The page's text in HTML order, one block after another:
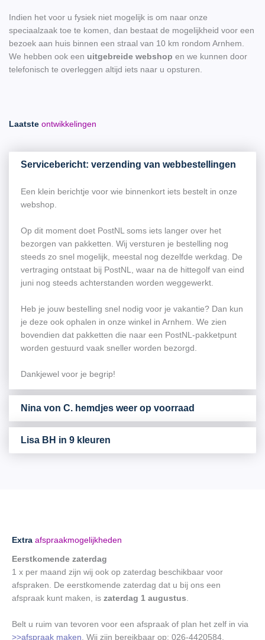
Indien het voor u fysiek niet mogelijk is om naar onze
speciaalzaak toe te komen, dan bestaat de mogelijkheid voor een
bezoek aan huis binnen een straal van 10 km rondom Arnhem.
We hebben ook een uitgebreide webshop en we kunnen door
telefonisch te overleggen altijd iets naar u opsturen.
Laatste ontwikkelingen
Servicebericht: verzending van webbestellingen
Een klein berichtje voor wie binnenkort iets bestelt in onze
webshop.
Op dit moment doet PostNL soms iets langer over het
bezorgen van pakketten. Wij versturen je bestelling nog
steeds zo snel mogelijk, meestal nog dezelfde werkdag. De
vertraging ontstaat bij PostNL, waar na de hittegolf van eind
juni nog steeds achterstanden worden weggewerkt.
Heb je jouw bestelling snel nodig voor je vakantie? Dan kun
je deze ook ophalen in onze winkel in Arnhem. We zien
bovendien dat pakketten die naar een PostNL-pakketpunt
worden gestuurd vaak sneller worden bezorgd.
Dankjewel voor je begrip!
Nina von C. hemdjes weer op voorraad
Lisa BH in 9 kleuren
Extra afspraakmogelijkheden
Eerstkomende zaterdag
1 x per maand zijn wij ook op zaterdag beschikbaar voor
afspraken. De eerstkomende zaterdag dat u bij ons een
afspraak kunt maken, is zaterdag 1 augustus
Belt u ruim van tevoren voor een afspraak of plan het zelf in via
>>afspraak maken . Wij zijn bereikbaar op: 026-4420584.